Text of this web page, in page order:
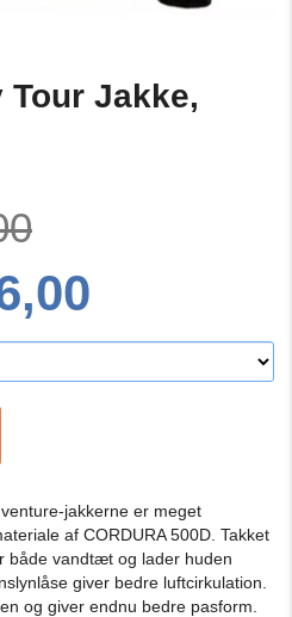
Tour Jakke,
jakkerne er meget
af CORDURA 500D. Takket
både vandtæt og lader huden
giver bedre luftcirkulation.
og giver endnu bedre pasform.